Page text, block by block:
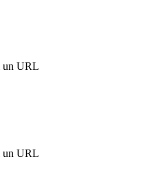
un URL
un URL